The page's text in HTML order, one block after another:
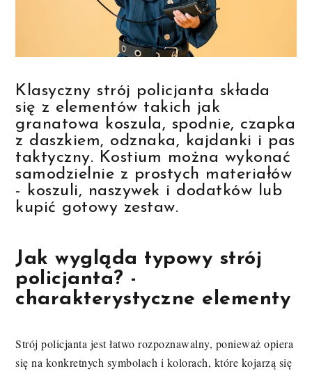
Klasyczny strój policjanta składa
się z elementów takich jak
granatowa koszula, spodnie, czapka
z daszkiem, odznaka, kajdanki i pas
taktyczny. Kostium można wykonać
samodzielnie z prostych materiałów
- koszuli, naszywek i dodatków lub
kupić gotowy zestaw.
Jak wygląda typowy strój
policjanta? -
charakterystyczne elementy
Strój policjanta jest łatwo rozpoznawalny, ponieważ opiera
się na konkretnych symbolach i kolorach, które kojarzą się